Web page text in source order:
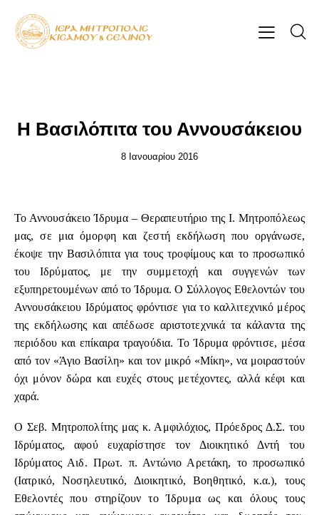
Η Βασιλόπιτα του Αννουσάκειου
8 Ιανουαρίου 2016
Το Αννουσάκειο Ίδρυμα – Θεραπευτήριο της Ι. Μητροπόλεως
μας, σε μια όμορφη και ζεστή εκδήλωση που οργάνωσε,
έκοψε την Βασιλόπιτα για τους τροφίμους και το προσωπικό
του Ιδρύματος, με την συμμετοχή και συγγενών των
εξυπηρετουμένων από το Ίδρυμα. Ο Σύλλογος Εθελοντών του
Αννουσάκειου Ιδρύματος φρόντισε για το καλλιτεχνικό μέρος
της εκδήλωσης και απέδωσε αριστοτεχνικά τα κάλαντα της
περιόδου και επίκαιρα τραγούδια. Το Ίδρυμα φρόντισε, μέσα
από τον «Άγιο Βασίλη» και τον μικρό «Μίκη», να μοιραστούν
όχι μόνον δώρα και ευχές στους μετέχοντες, αλλά κέφι και
χαρά.
Ο Σεβ. Μητροπολίτης μας κ. Αμφιλόχιος, Πρόεδρος Δ.Σ. του
Ιδρύματος, αφού ευχαρίστησε τον Διοικητικό Δντή του
Ιδρύματος Αιδ. Πρωτ. π. Αντώνιο Αρετάκη, το προσωπικό
(Ιατρικό, Νοσηλευτικό, Διοικητικό, Βοηθητικό, κ.α.), τους
Εθελοντές που στηρίζουν το Ίδρυμα ως και όλους τους